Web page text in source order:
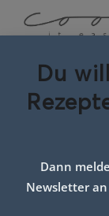
Du
Dann
Newsletter